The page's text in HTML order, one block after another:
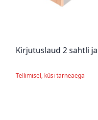
Kirjutuslaud 2 sahtli
Tellimisel, küsi tarneaega